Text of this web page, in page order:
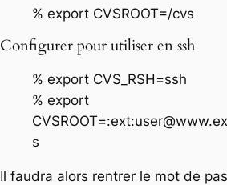
% export CVSROOT=/cvs
Configurer pour utiliser en ssh
% export CVS_RSH=ssh
% export
s
Il faudra alors rentrer le mot de